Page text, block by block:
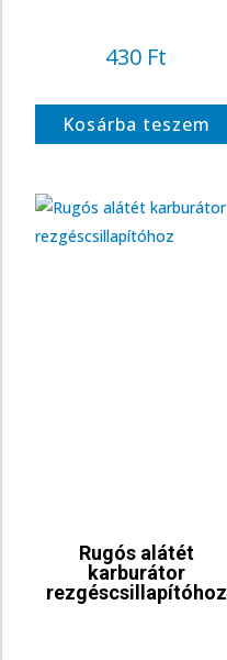
430 Ft
Kosárba teszem
Rugós alátét
karburátor
rezgéscsillapítóhoz